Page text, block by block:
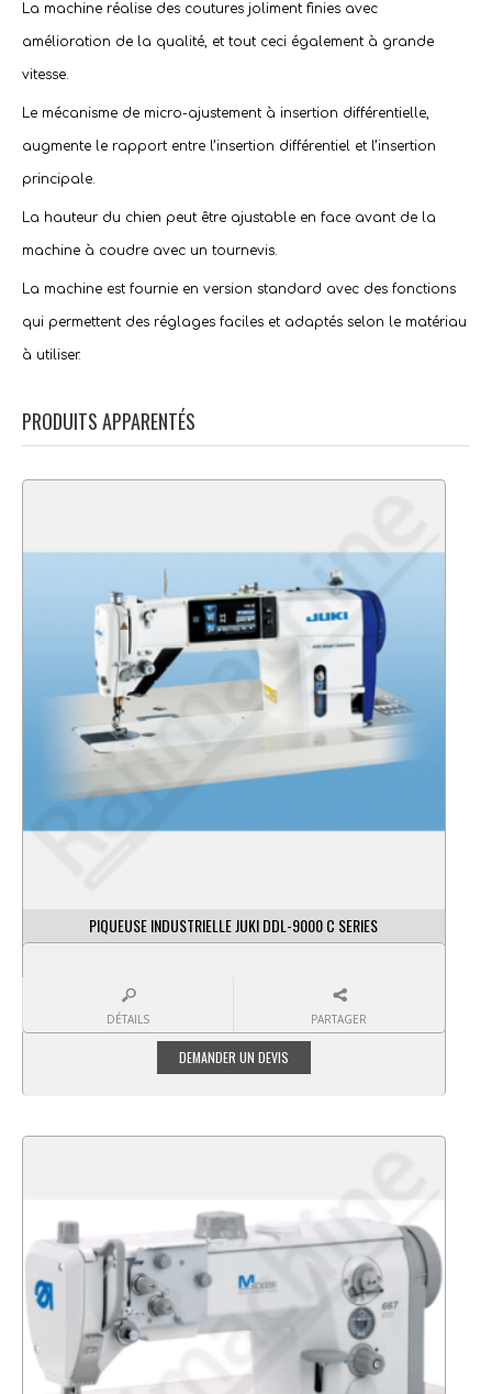
La machine réalise des coutures joliment finies avec
amélioration de la qualité, et tout ceci également à grande
vitesse.
Le mécanisme de micro-ajustement à insertion différentielle,
augmente le rapport entre l’insertion différentiel et l’insertion
principale.
La hauteur du chien peut être ajustable en face avant de la
machine à coudre avec un tournevis.
La machine est fournie en version standard avec des fonctions
qui permettent des réglages faciles et adaptés selon le matériau
à utiliser.
PRODUITS APPARENTÉS
PIQUEUSE INDUSTRIELLE JUKI DDL-9000 C SERIES
DÉTAILS PARTAGER